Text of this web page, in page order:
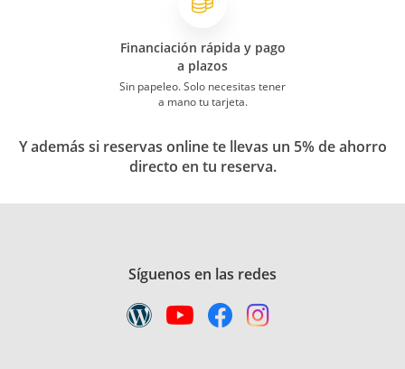
Financiación rápida y pago
a plazos
Sin papeleo. Solo necesitas tener
a mano tu tarjeta.
Y además si reservas online te llevas un 5% de ahorro
directo en tu reserva.
Síguenos en las redes